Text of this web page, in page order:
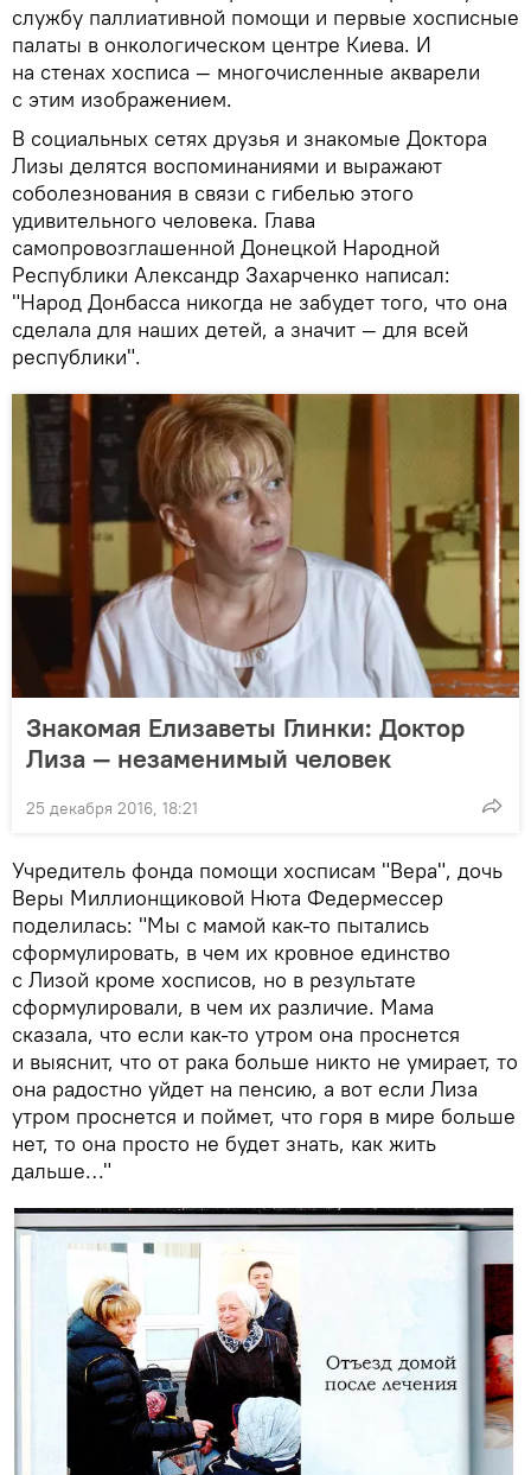
службу паллиативной помощи и первые хосписные
палаты в онкологическом центре Киева. И
на стенах хосписа — многочисленные акварели
с этим изображением.
В социальных сетях друзья и знакомые Доктора
Лизы делятся воспоминаниями и выражают
соболезнования в связи с гибелью этого
удивительного человека. Глава
самопровозглашенной Донецкой Народной
Республики Александр Захарченко написал:
"Народ Донбасса никогда не забудет того, что она
сделала для наших детей, а значит — для всей
республики".
Знакомая Елизаветы Глинки: Доктор
Лиза — незаменимый человек
25 декабря 2016, 18:21
Учредитель фонда помощи хосписам "Вера", дочь
Веры Миллионщиковой Нюта Федермессер
поделилась: "Мы с мамой как-то пытались
сформулировать, в чем их кровное единство
с Лизой кроме хосписов, но в результате
сформулировали, в чем их различие. Мама
сказала, что если как-то утром она проснется
и выяснит, что от рака больше никто не умирает, то
она радостно уйдет на пенсию, а вот если Лиза
утром проснется и поймет, что горя в мире больше
нет, то она просто не будет знать, как жить
дальше…"